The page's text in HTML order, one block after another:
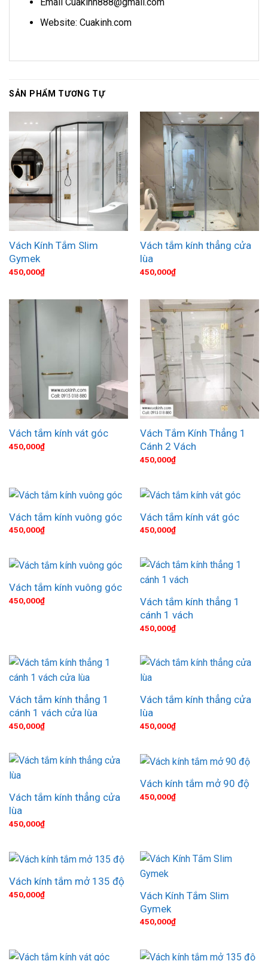
Website: Cuakinh.com
SẢN PHẨM TƯƠNG TỰ
Vách Kính Tắm Slim
Gymek
450,000₫
Vách tắm kính thẳng cửa
lùa
450,000₫
Vách tắm kính vát góc
450,000₫
Vách Tắm Kính Thẳng 1
Cánh 2 Vách
450,000₫
Vách tắm kính vuông góc
450,000₫
Vách tắm kính vát góc
450,000₫
Vách tắm kính vuông góc
450,000₫
Vách tắm kính thẳng 1
cánh 1 vách
450,000₫
Vách tắm kính thẳng 1
cánh 1 vách cửa lùa
450,000₫
Vách tắm kính thẳng cửa
lùa
450,000₫
Vách tắm kính thẳng cửa
lùa
450,000₫
Vách kính tắm mở 90 độ
450,000₫
Vách kính tắm mở 135 độ
450,000₫
Vách Kính Tắm Slim
Gymek
450,000₫